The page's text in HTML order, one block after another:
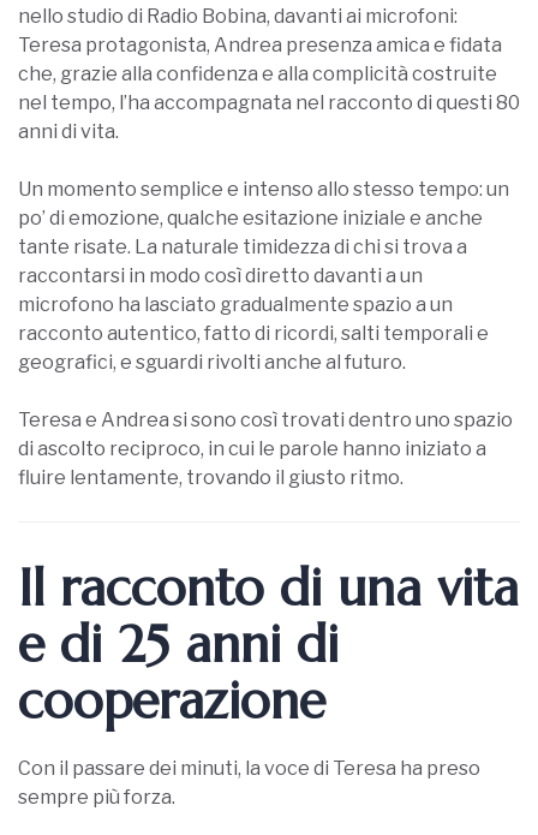
nello studio di Radio Bobina, davanti ai microfoni:
Teresa protagonista, Andrea presenza amica e fidata
che, grazie alla confidenza e alla complicità costruite
nel tempo, l’ha accompagnata nel racconto di questi 80
anni di vita.
Un momento semplice e intenso allo stesso tempo: un
po’ di emozione, qualche esitazione iniziale e anche
tante risate. La naturale timidezza di chi si trova a
raccontarsi in modo così diretto davanti a un
microfono ha lasciato gradualmente spazio a un
racconto autentico, fatto di ricordi, salti temporali e
geografici, e sguardi rivolti anche al futuro.
Teresa e Andrea si sono così trovati dentro uno spazio
di ascolto reciproco, in cui le parole hanno iniziato a
fluire lentamente, trovando il giusto ritmo.
Il racconto di una vita
e di 25 anni di
cooperazione
Con il passare dei minuti, la voce di Teresa ha preso
sempre più forza.